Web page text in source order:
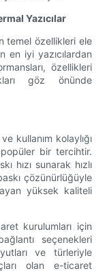
Yazıcılar
temel özellikleri ele
en iyi yazıcılardan
özellikleri
göz önünde
kullanım kolaylığı
bir tercihtir.
hızı sunarak hızlı
çözünürlüğüyle
yüksek kaliteli
kurulumları için
seçenekleri
ve türleriyle
olan e-ticaret